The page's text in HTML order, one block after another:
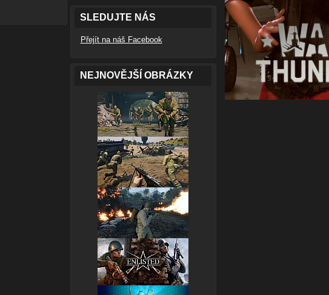
SLEDUJTE NÁS
Přejít na náš Facebook
NEJNOVĚJŠÍ OBRÁZKY